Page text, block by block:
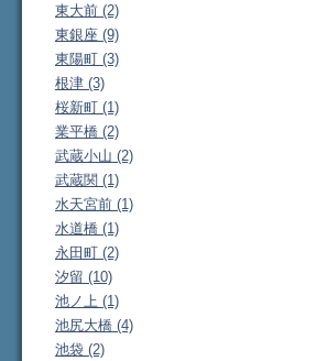
東大前 (2)
東銀座 (9)
東陽町 (3)
根津 (3)
桜新町 (1)
業平橋 (2)
武蔵小山 (2)
武蔵関 (1)
水天宮前 (1)
水道橋 (1)
永田町 (2)
汐留 (10)
池ノ上 (1)
池尻大橋 (4)
池袋 (2)